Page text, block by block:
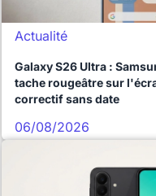
Actualité
Galaxy S26 Ultra :
tache rougeâtre sur
correctif sans date
06/08/2026